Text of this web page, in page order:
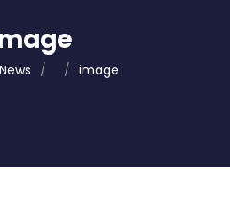
News / / image